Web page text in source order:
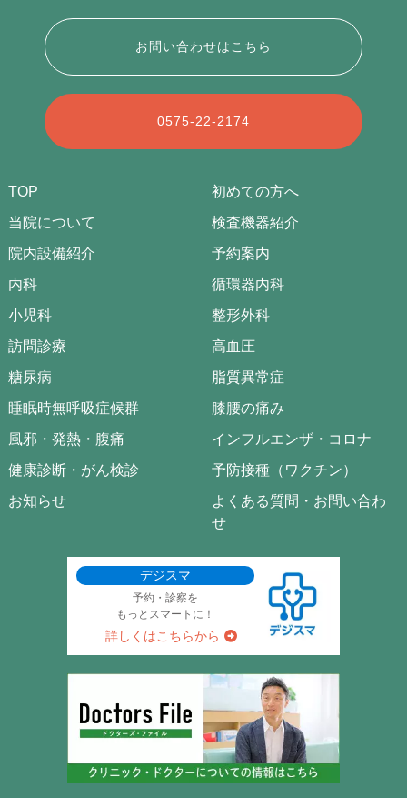
お問い合わせはこちら
0575-22-2174
TOP
初めての方へ
当院について
検査機器紹介
院内設備紹介
予約案内
内科
循環器内科
小児科
整形外科
訪問診療
高血圧
糖尿病
脂質異常症
睡眠時無呼吸症候群
膝腰の痛み
風邪・発熱・腹痛
インフルエンザ・コロナ
健康診断・がん検診
予防接種（ワクチン）
お知らせ
よくある質問・お問い合わ
せ
デジスマ
予約・診察を
もっとスマートに！
詳しくはこちらから